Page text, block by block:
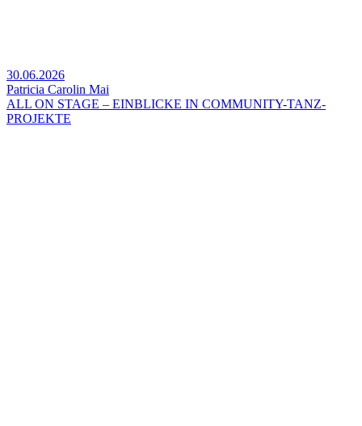
30.06.2026
Patricia Carolin Mai
ALL ON STAGE – EINBLICKE IN COMMUNITY-TANZ-
PROJEKTE